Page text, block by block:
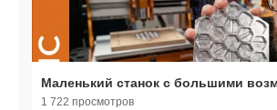
Маленький станок с
1 722 просмотров